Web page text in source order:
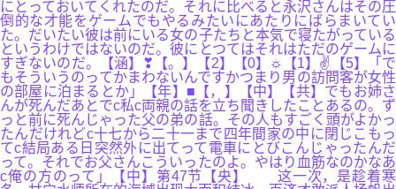
にとっておいてくれたのだ。それに比べると永沢さんはその圧
倒的な才能をゲームでもやるみたいにあたりにばらまいてい
た。だいたい彼は前にいる女の子たちと本気で寝たがっている
というわけではないのだ。彼にとつてはそれはただのゲームに
すぎないのだ。【涵】❣【。】【2】【0】☼【1】✌【5】「で
もそういうのってかまわないんですかつまり男の訪問客が女性
の部屋に泊まるとか」【年】■【，】【中】【共】でもお姉さ
んが死んだあとでc私c両親の話を立ち聞きしたことあるの。ず
っと前に死んじゃった父の弟の話。その人もすごく頭がよかっ
たんだけれどc十七から二十一まで四年間家の中に閉じこもっ
てc結局ある日突然外に出てって電車にとびこんじゃったんだ
って。それでお父さんこういったのよ。やはり血筋なのかなあ
c俺の方のって」【中】第47节【央】 这一次，是趁着寒